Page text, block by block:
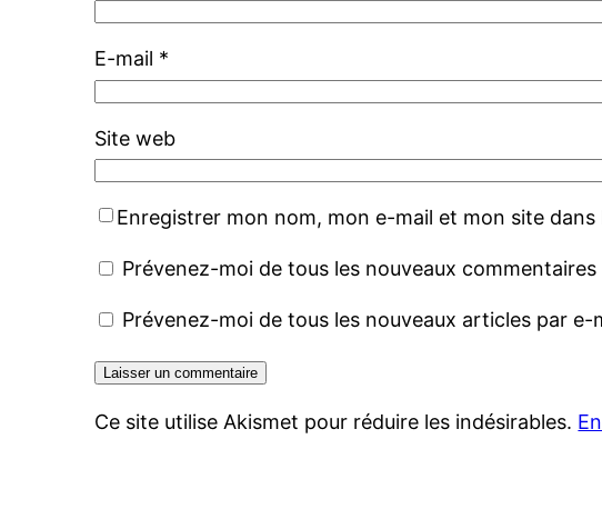
E-mail *
Site web
Enregistrer mon nom, mon e-mail et mon site
Prévenez-moi de tous les nouveaux commentaires
Prévenez-moi de tous les nouveaux articles par e-
Ce site utilise Akismet pour réduire les indésirables.